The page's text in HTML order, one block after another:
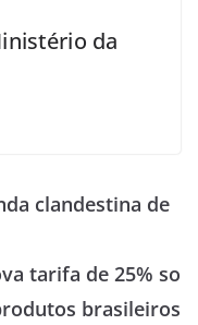
da
clandestina de
tarifa de 25% so
brasileiros